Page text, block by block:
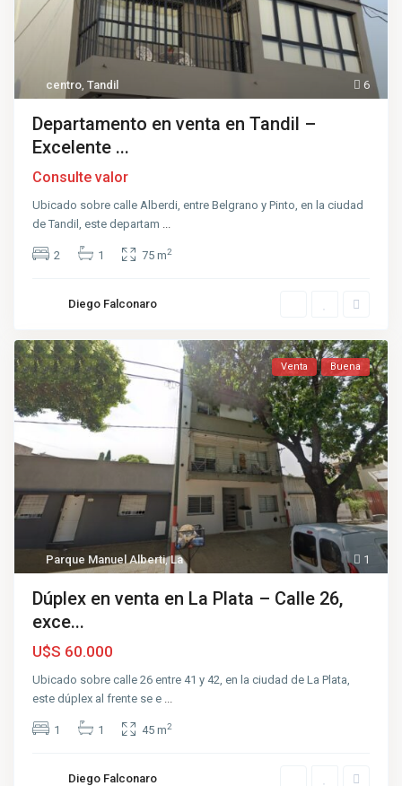
6
centro ,Tandil
Departamento en venta en Tandil –
Excelente ...
Consulte valor
Ubicado sobre calle Alberdi, entre Belgrano y Pinto, en la ciudad
de Tandil, este departam
2 1 75 m2
Diego Falconaro
1
Parque Manuel Alberti,La
Venta Buena
Dúplex en venta en La Plata – Calle 26,
exce...
U$S 60.000
Ubicado sobre calle 26 entre 41 y 42, en la ciudad de La Plata,
este dúplex al frente se e
1 1 45 m2
Diego Falconaro